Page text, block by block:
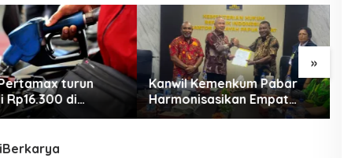
»
turun
Rp16.300 di
Papua Maluku
Kanwil Kemenkum Pabar
Harmonisasikan Empat
Ranperda Kabupaten Teluk